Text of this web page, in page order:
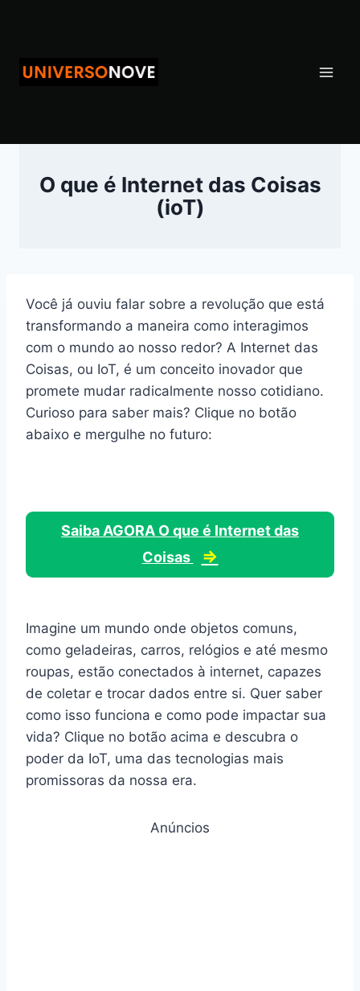
Conteúdo
O que é Internet das Coisas
(ioT)
Você já ouviu falar sobre a revolução que está
transformando a maneira como interagimos
com o mundo ao nosso redor? A Internet das
Coisas, ou IoT, é um conceito inovador que
promete mudar radicalmente nosso cotidiano.
Curioso para saber mais? Clique no botão
abaixo e mergulhe no futuro:
Saiba AGORA O que é Internet das
Coisas
⇒
Imagine um mundo onde objetos comuns,
como geladeiras, carros, relógios e até mesmo
roupas, estão conectados à internet, capazes
de coletar e trocar dados entre si. Quer saber
como isso funciona e como pode impactar sua
vida? Clique no botão acima e descubra o
poder da IoT, uma das tecnologias mais
promissoras da nossa era.
Anúncios